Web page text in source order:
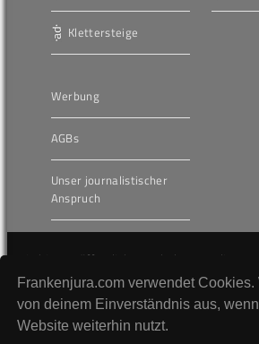
Frankenjura.com verwendet Cookies.
von deinem Einverständnis aus,
Website weiterhin nutzt.
Klettersteige
Werbung
AGBs
Unser journalistischer
Anspruch
Die hier veröffentlichten Inhalte
Urheberrecht (Copyright) und dürfen nicht
unverändert wiederveröffentlicht werden.
wir auf juristischem Wege vorgehen.